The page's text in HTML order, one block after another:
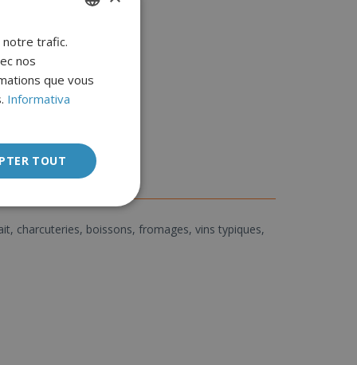
charcuteries, boissons, fromages, vins typiques,
notre trafic.
nos
que vous
Informativa
TOUT